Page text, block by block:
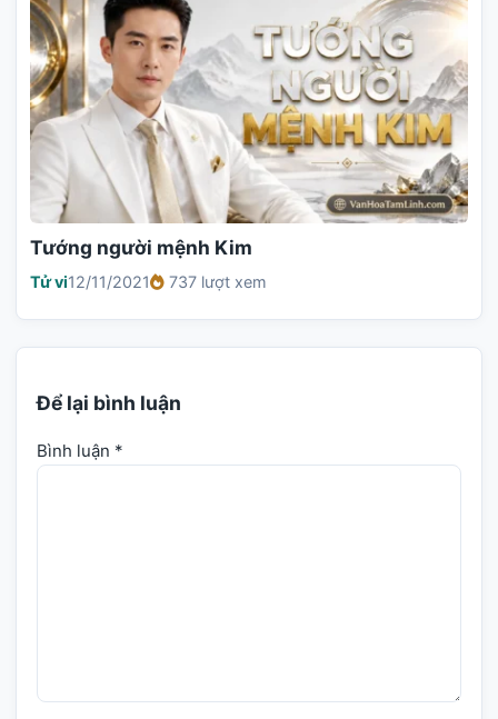
Tướng người mệnh Kim
Tử vi12/11/2021 737 lượt xem
Để lại bình luận
Bình luận *